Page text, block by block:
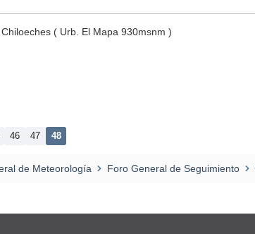
Chiloeches ( Urb. El Mapa 930msnm )
46 47 48
de Meteorología Foro General de Seguimiento